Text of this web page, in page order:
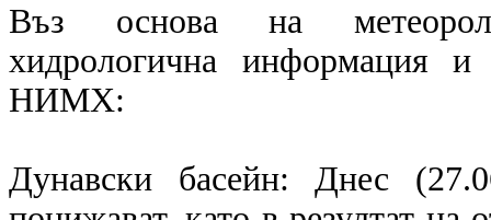
Въз основа на
хидрологична информация и
НИМХ:
Дунавски басейн: Днес